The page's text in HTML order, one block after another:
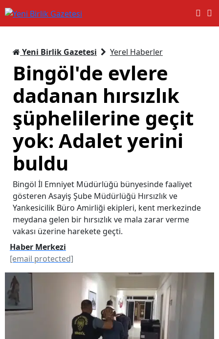
Yeni Birlik Gazetesi Yerel Haberler
Bingöl'de evlere
dadanan hırsızlık
şüphelilerine geçit
yok: Adalet yerini
buldu
Bingöl İl Emniyet Müdürlüğü bünyesinde faaliyet
gösteren Asayiş Şube Müdürlüğü Hırsızlık ve
Yankesicilik Büro Amirliği ekipleri, kent merkezinde
meydana gelen bir hırsızlık ve mala zarar verme
vakası üzerine harekete geçti.
Haber Merkezi
[email protected]